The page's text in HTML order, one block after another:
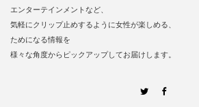
エンターテインメントなど、
気軽にクリップ止めするように女性が楽しめる、
ためになる情報を
様々な角度からピックアップしてお届けします。
Twitter